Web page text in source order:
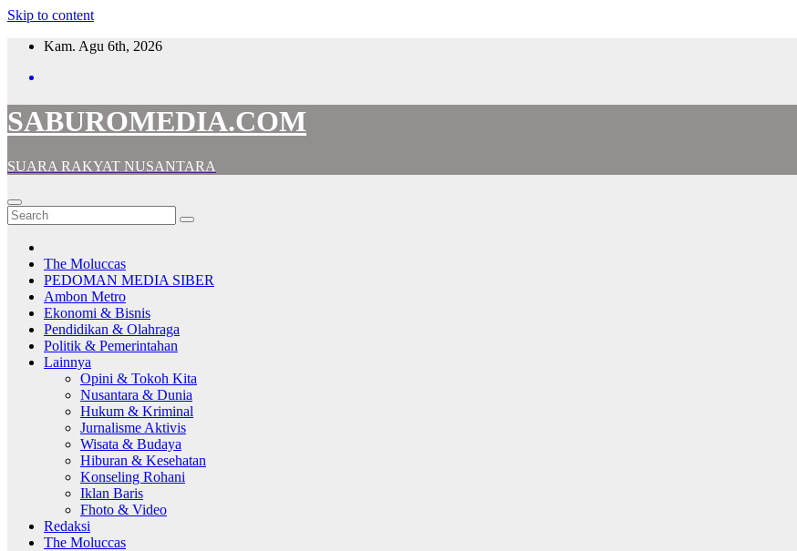
Skip to content
Kam. Agu 6th, 2026
SABUROMEDIA.COM
SUARA RAKYAT NUSANTARA
The Moluccas
PEDOMAN MEDIA SIBER
Ambon Metro
Ekonomi & Bisnis
Pendidikan & Olahraga
Politik & Pemerintahan
Lainnya
Opini & Tokoh Kita
Nusantara & Dunia
Hukum & Kriminal
Jurnalisme Aktivis
Wisata & Budaya
Hiburan & Kesehatan
Konseling Rohani
Iklan Baris
Fhoto & Video
Redaksi
The Moluccas